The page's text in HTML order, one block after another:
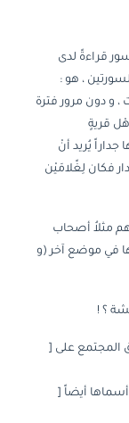
قراءةً لدى
، هو :
و دون مرور فترة
قريةٍ
يُريد أنْ
فكان لِغًلامَيْن
مثلاُ أصحاب
في موضع آخر (و
؟ !
المجتمع على [
أيضاً [